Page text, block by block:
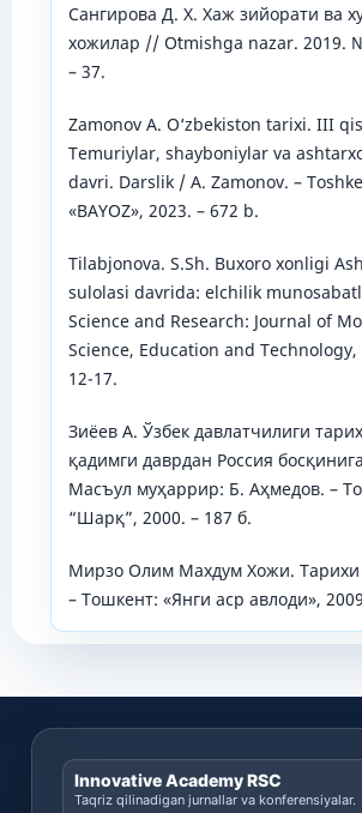
Сангирова Д. Х. Хаж зийорати ва
хожилар // Oʻtmishga nazar. 2019.
– 37.
Zamonov A. O‘zbekiston tarixi. III
Temuriylar, shayboniylar va
davri. Darslik / A. Zamonov. –
«BAYOΖ», 2023. – 672 b.
Tilabjonova. S.Sh. Buxoro xonligi
sulolasi davrida: elchilik
Science and Research: Journal of
Science, Education and Technology,
12-17.
Зиëев А. Ўзбек давлатчилиги
қадимги даврдан Россия
Масъул муҳаррир: Б. Аҳмедов. –
“Шарқ”, 2000. – 187 б.
Мирзо Олим Махдум Хожи. Тарихи
– Тошкент: «Янги аср авлоди»,
Innovative Academy RSC
Taqriz qilinadigan jurnallar va konferensiyalar.